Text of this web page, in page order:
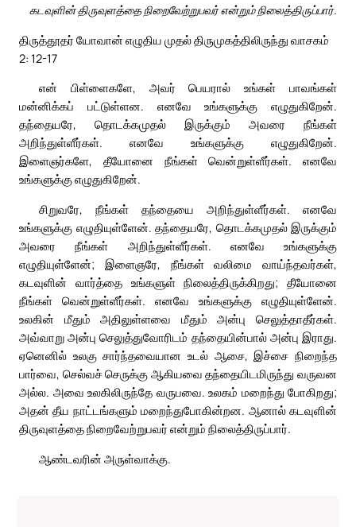
கடவுளின் திருவுளத்தை நிறைவேற்றுபவர் என்றும் நிலைத்திருப்பார்.
திருத்தூதர் யோவான் எழுதிய முதல் திருமுகத்திலிருந்து வாசகம்
2: 12-17
என் பிள்ளைகளே, அவர் பெயரால் உங்கள் பாவங்கள்
மன்னிக்கப் பட்டுள்ளன. எனவே உங்களுக்கு எழுதுகிறேன்.
தந்தையரே, தொடக்கமுதல் இருக்கும் அவரை நீங்கள்
அறிந்துள்ளீர்கள். எனவே உங்களுக்கு எழுதுகிறேன்.
இளைஞர்களே, தீயோனை நீங்கள் வென்றுள்ளீர்கள். எனவே
உங்களுக்கு எழுதுகிறேன்.
சிறுவரே, நீங்கள் தந்தையை அறிந்துள்ளீர்கள். எனவே
உங்களுக்கு எழுதியுள்ளேன். தந்தையரே, தொடக்கமுதல் இருக்கும்
அவரை நீங்கள் அறிந்துள்ளீர்கள். எனவே உங்களுக்கு
எழுதியுள்ளேன்; இளைஞரே, நீங்கள் வலிமை வாய்ந்தவர்கள்,
கடவுளின் வார்த்தை உங்களுள் நிலைத்திருக்கிறது; தீயோனை
நீங்கள் வென்றுள்ளீர்கள். எனவே உங்களுக்கு எழுதியுள்ளேன்.
உலகின் மீதும் அதிலுள்ளவை மீதும் அன்பு செலுத்தாதீர்கள்.
அவ்வாறு அன்பு செலுத்துவோரிடம் தந்தையின்பால் அன்பு இராது.
ஏனெனில் உலகு சார்ந்தவையான உடல் ஆசை, இச்சை நிறைந்த
பார்வை, செல்வச் செருக்கு ஆகியவை தந்தையிடமிருந்து வருவன
அல்ல. அவை உலகிலிருந்தே வருபவை. உலகம் மறைந்து போகிறது;
அதன் தீய நாட்டங்களும் மறைந்துபோகின்றன. ஆனால் கடவுளின்
திருவுளத்தை நிறைவேற்றுபவர் என்றும் நிலைத்திருப்பார்.
ஆண்டவரின் அருள்வாக்கு.